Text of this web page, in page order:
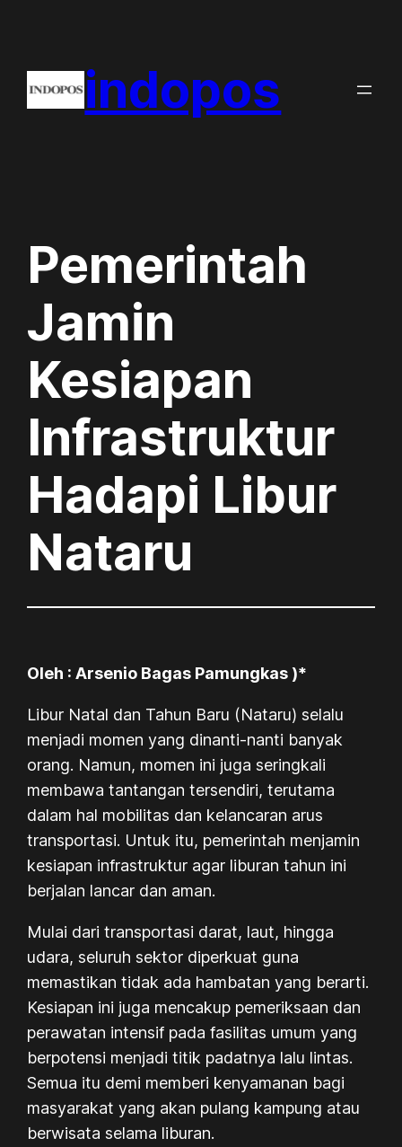
content
indopos
Pemerintah
Jamin
Kesiapan
Infrastruktur
Hadapi Libur
Nataru
Oleh : Arsenio Bagas Pamungkas )*
Libur Natal dan Tahun Baru (Nataru) selalu
menjadi momen yang dinanti-nanti banyak
orang. Namun, momen ini juga seringkali
membawa tantangan tersendiri, terutama
dalam hal mobilitas dan kelancaran arus
transportasi. Untuk itu, pemerintah menjamin
kesiapan infrastruktur agar liburan tahun ini
berjalan lancar dan aman.
Mulai dari transportasi darat, laut, hingga
udara, seluruh sektor diperkuat guna
memastikan tidak ada hambatan yang berarti.
Kesiapan ini juga mencakup pemeriksaan dan
perawatan intensif pada fasilitas umum yang
berpotensi menjadi titik padatnya lalu lintas.
Semua itu demi memberi kenyamanan bagi
masyarakat yang akan pulang kampung atau
berwisata selama liburan.